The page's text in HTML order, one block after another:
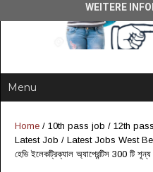
Home / 10th pass job / 12th
Latest Job / Latest Jobs West
হেভি ইলেকট্রিক্যাল অ্যাপ্রেন্টিস 300 টি
WEITERE